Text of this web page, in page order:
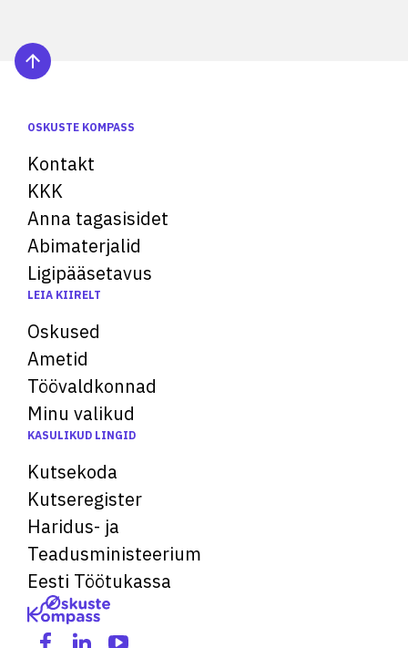
OSKUSTE KOMPASS
Kontakt
KKK
Anna tagasisidet
Abimaterjalid
Ligipääsetavus
LEIA KIIRELT
Oskused
Ametid
Töövaldkonnad
Minu valikud
KASULIKUD LINGID
Kutsekoda
Kutseregister
Haridus- ja
Teadusministeerium
Eesti Töötukassa